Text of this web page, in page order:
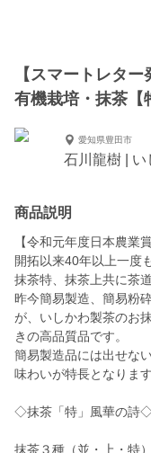
【スマートレタ
有機栽培・抹茶【
愛知県豊田市
石川龍樹 | い
商品説明
【令和元年度日本農業
開拓以来40年以上一度
抹茶特、抹茶上共に茶
昨今簡易製造、簡易粉
が、いしかわ製茶のお
きの高品質品です。
簡易製造品には出せな
味わいが特長となります
◇抹茶「特」風華の詩
抹茶３種（並・上・特